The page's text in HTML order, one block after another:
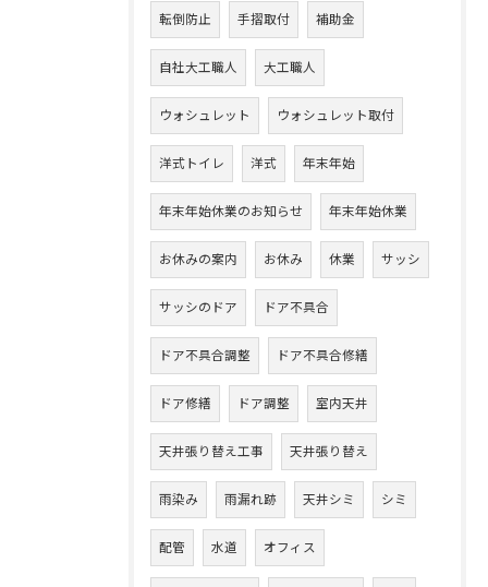
転倒防止 手摺取付 補助金
自社大工職人 大工職人
ウォシュレット ウォシュレット取付
洋式トイレ 洋式 年末年始
年末年始休業のお知らせ 年末年始休業
お休みの案内 お休み 休業 サッシ
サッシのドア ドア不具合
ドア不具合調整 ドア不具合修繕
ドア修繕 ドア調整 室内天井
天井張り替え工事 天井張り替え
雨染み 雨漏れ跡 天井シミ シミ
配管 水道 オフィス